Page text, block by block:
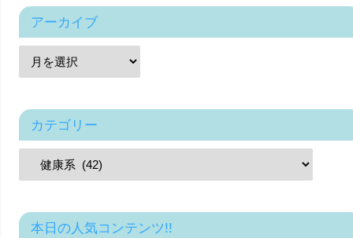
アーカイブ
カテゴリー
本日の人気コンテンツ!!